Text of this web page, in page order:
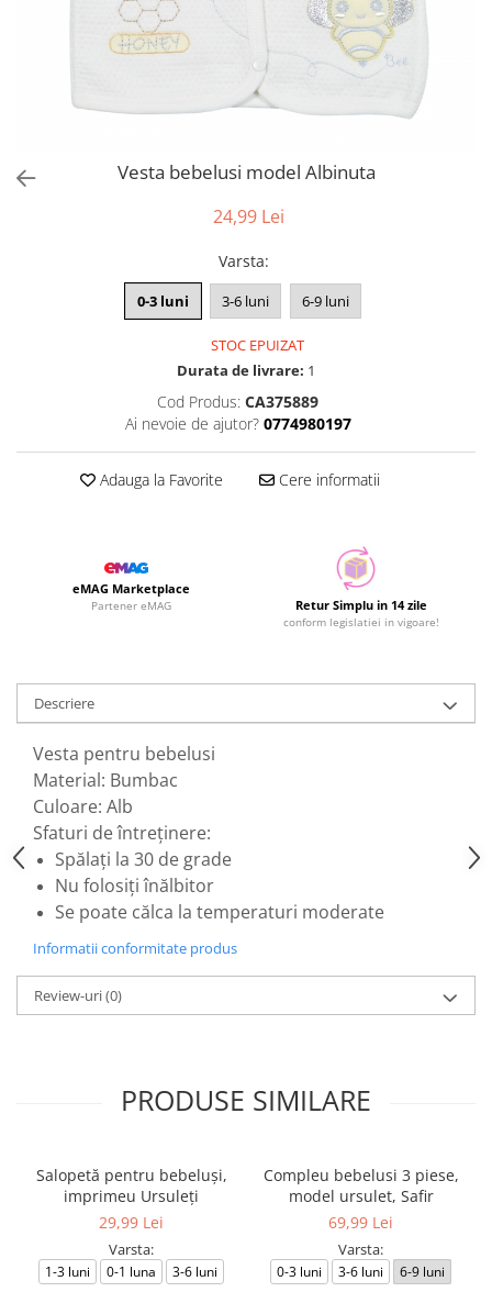
Vesta bebelusi model Albinuta
24,99 Lei
Varsta:
0-3 luni 3-6 luni 6-9 luni
STOC EPUIZAT
Durata de livrare: 1
Cod Produs: CA375889
Ai nevoie de ajutor? 0774980197
Adauga la Favorite Cere informatii
eMAG Marketplace
Partener eMAG Retur Simplu in 14 zile
conform legislatiei in vigoare!
Descriere
Vesta pentru bebelusi
Material: Bumbac
Culoare: Alb
Sfaturi de întreținere:
Spălați la 30 de grade
Nu folosiți înălbitor
Se poate călca la temperaturi moderate
Informatii conformitate produs
Review-uri(0)
PRODUSE SIMILARE
Salopetă pentru bebeluși,
imprimeu Ursuleți
29,99 Lei
Varsta:
1-3 luni 0-1 luna 3-6 luni
Compleu bebelusi 3 piese,
model ursulet, Safir
69,99 Lei
Varsta:
0-3 luni 3-6 luni 6-9 luni